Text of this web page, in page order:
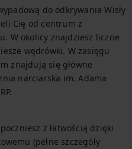
do odkrywania Wisły
Cię od centrum z
W okolicy znajdziesz liczne
wędrówki. W zasięgu
znajdują się główne
narciarska im. Adama
z łatwością dzięki
(pełne szczegóły